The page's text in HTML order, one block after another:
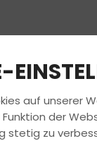
auf unserer
Funktion der
stetig zu